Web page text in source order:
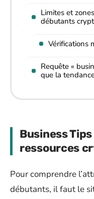
Limites et
débutants
Vérifications
Requête «
que la
Business
ressources
Pour comprendre
débutants, il faut le